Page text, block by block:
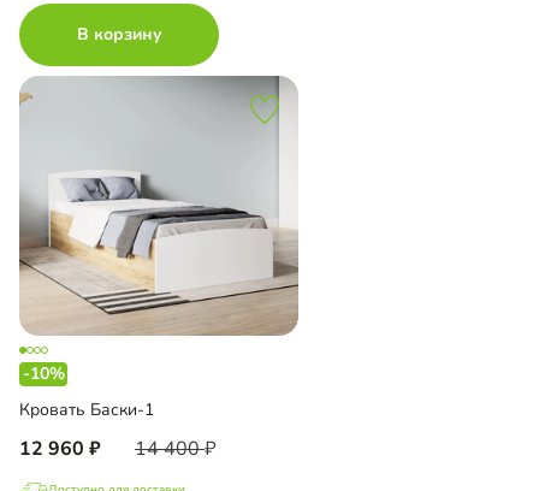
В корзину
-10%
Кровать Баски-1
12 960 14 400